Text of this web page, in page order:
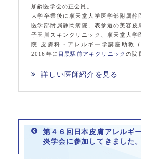
加齢医学会の正会員。
大学卒業後に順天堂大学医学部附属静
医学部附属静岡病院、表参道の美容皮
子玉川スキンクリニック、順天堂大学
院 皮膚科・アレルギー学講座助教
2016年に 目黒駅前アキクリニックの院
詳しい医師紹介を見る
第４６回日本皮膚アレルギ
炎学会に参加してきました。